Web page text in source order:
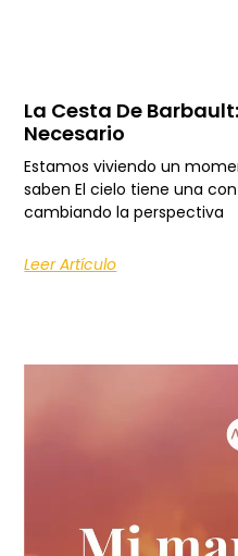
La Cesta De
Necesario
Estamos viviendo un
saben El cielo tiene una
cambiando la perspectiva
Leer Artículo